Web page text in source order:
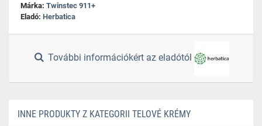
Márka: Twinstec 911+
Eladó: Herbatica
További információkért az eladótól
INNE PRODUKTY Z KATEGORII TELOVÉ KRÉMY